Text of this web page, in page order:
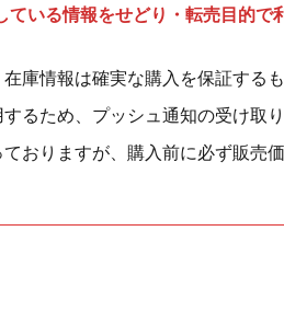
いる情報をせどり・転売目的で
庫情報は確実な購入を保証する
るため、プッシュ通知の受け取
おりますが、購入前に必ず販売